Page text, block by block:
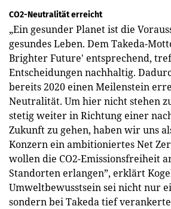
CO2-Neutralität erreicht
„Ein gesunder Planet ist die
gesundes Leben. Dem Takeda-
Brighter Future' entsprechend,
Entscheidungen nachhaltig.
bereits 2020 einen Meilenstein
Neutralität. Um hier nicht stehen
stetig weiter in Richtung einer
Zukunft zu gehen, haben wir uns
Konzern ein ambitioniertes Net
wollen die CO2-Emissionsfreiheit
Standorten erlangen”, erklärt
Umweltbewusstsein sei nicht nur
sondern bei Takeda tief